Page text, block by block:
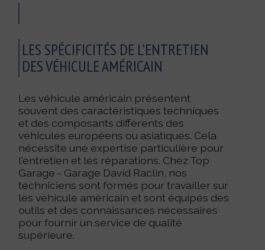
LES SPÉCIFICITÉS DE L'ENTRETIEN
DES VÉHICULE AMÉRICAIN
Les véhicule américain présentent
souvent des caractéristiques techniques
et des composants différents des
véhicules européens ou asiatiques. Cela
nécessite une expertise particulière pour
l'entretien et les réparations. Chez Top
Garage - Garage David Raclin, nos
techniciens sont formés pour travailler sur
les véhicule américain et sont équipés des
outils et des connaissances nécessaires
pour fournir un service de qualité
supérieure.